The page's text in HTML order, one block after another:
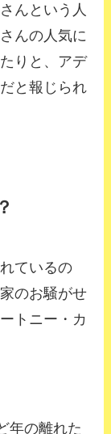
んという人
んの人気に
りと、アデ
と報じられ
ているの
のお騒がせ
トニー・カ
年の離れた